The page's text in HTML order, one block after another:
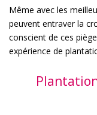
Même avec les
peuvent entraver la
conscient de ces
expérience de